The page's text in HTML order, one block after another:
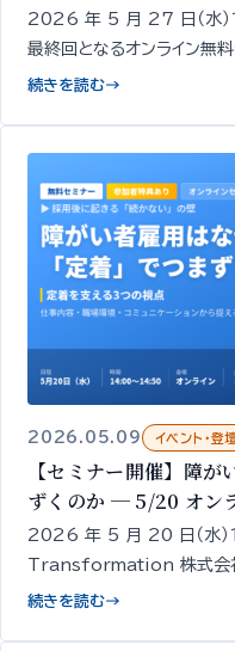
2026 年 5 月 27 日（水
最終回となるオンライン無料
でつまずくのか」を開催しま
続きを読む→
2026.05.09 イベント・登
【セミナー開催】障
ずくのか ─ 5/20 オン
2026 年 5 月 20 日（水
Transformation 株式会社
者雇用はなぜ『定着』でつ
続きを読む→